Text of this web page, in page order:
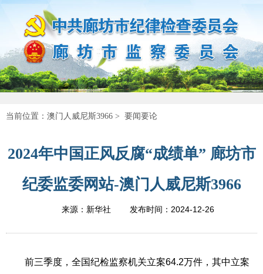
当前位置： 澳门人威尼斯3966 > 要闻要论
2024年中国正风反腐“成绩单” 廊坊市
纪委监委网站-澳门人威尼斯3966
来源：新华社 发布时间： 2024-12-26
前三季度，全国纪检监察机关立案64.2万件，其中立案